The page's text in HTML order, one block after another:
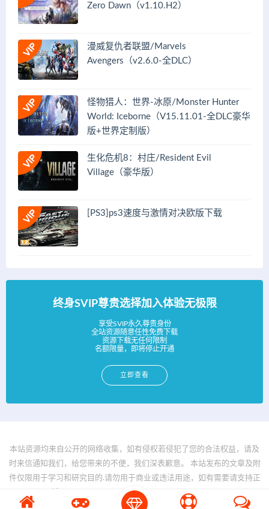
Zero Dawn（v1.10.H2）
漫威复仇者联盟/Marvels
Avengers（v2.6.0-全DLC）
怪物猎人：世界-冰原/Monster Hunter
World: Iceborne（V15.11.01-全DLC豪华
版+世界定制版）
生化危机8：村庄/Resident Evil
Village（豪华版）
[PS3]ps3速度与激情对决欧版下载
终身SVIP尊贵选择加入体验无极限
享受SVIP永久尊贵身份
全站资源随意任性免费下载
资源下载无任何限制
名额限量，即将停止开通
立即查看
本站资源均来自公开的网络收集，如有侵权若侵犯了您的合法权益，请及
时来信通知我们，给您带来的不便，我们深表歉意。 本站发布的文章及附
件仅限用于学习和研究目的.请勿用于商业或违法用途，如有需要请支持正
版。 © 2025 - www.bfya.com All rights reserved